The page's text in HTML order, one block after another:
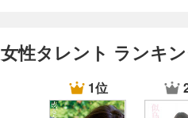
女性タレント ランキ
1位